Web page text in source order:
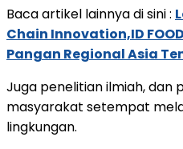
Baca artikel lainnya di sini :
Chain Innovation,ID
Pangan Regional Asia
Juga penelitian ilmiah, dan
masyarakat setempat
lingkungan.